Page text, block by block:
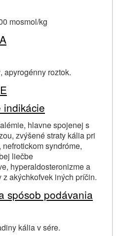
mosmol/kg
apyrogénny roztok.
hlavne spojenej s
zvýšené straty kália pri
syndróme,
liečbe
hyperaldosteronizme a
akýchkofvek iných príčin.
podávania
kália v sére.